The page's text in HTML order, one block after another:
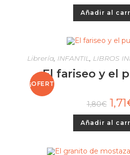
Añadir al
¡OFERT
Librería, INFANTIL, LIBROS
El fariseo y el
1,80€ 1,71
Añadir al